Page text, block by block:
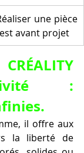
une pièce
avant projet
:
il offre aux
la liberté de